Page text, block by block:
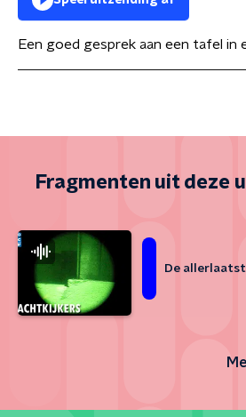
Een goed gesprek aan een tafel in
Fragmenten uit deze
De